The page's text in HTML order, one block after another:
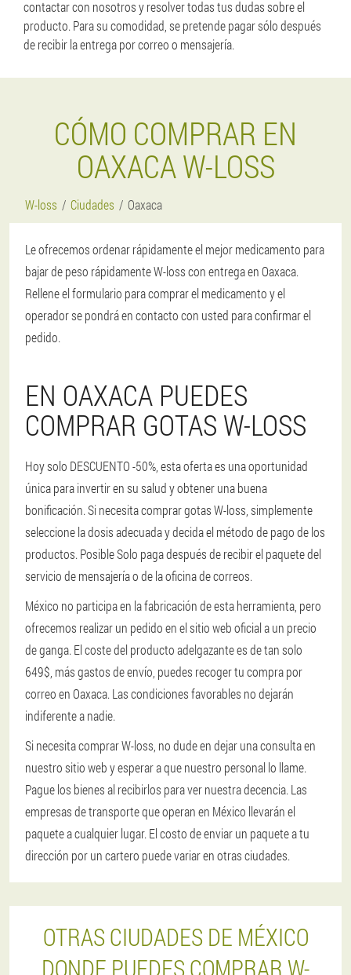
contactar con nosotros y resolver todas tus dudas sobre el
producto. Para su comodidad, se pretende pagar sólo después
de recibir la entrega por correo o mensajería.
CÓMO COMPRAR EN
OAXACA W-LOSS
W-loss Ciudades Oaxaca
Le ofrecemos ordenar rápidamente el mejor medicamento para
bajar de peso rápidamente W-loss con entrega en Oaxaca.
Rellene el formulario para comprar el medicamento y el
operador se pondrá en contacto con usted para confirmar el
pedido.
EN OAXACA PUEDES
COMPRAR GOTAS W-LOSS
Hoy solo DESCUENTO -50%, esta oferta es una oportunidad
única para invertir en su salud y obtener una buena
bonificación. Si necesita comprar gotas W-loss, simplemente
seleccione la dosis adecuada y decida el método de pago de los
productos. Posible Solo paga después de recibir el paquete del
servicio de mensajería o de la oficina de correos.
México no participa en la fabricación de esta herramienta, pero
ofrecemos realizar un pedido en el sitio web oficial a un precio
de ganga. El coste del producto adelgazante es de tan solo
649$, más gastos de envío, puedes recoger tu compra por
correo en Oaxaca. Las condiciones favorables no dejarán
indiferente a nadie.
Si necesita comprar W-loss, no dude en dejar una consulta en
nuestro sitio web y esperar a que nuestro personal lo llame.
Pague los bienes al recibirlos para ver nuestra decencia. Las
empresas de transporte que operan en México llevarán el
paquete a cualquier lugar. El costo de enviar un paquete a tu
dirección por un cartero puede variar en otras ciudades.
OTRAS CIUDADES DE MÉXICO
DONDE PUEDES COMPRAR W-